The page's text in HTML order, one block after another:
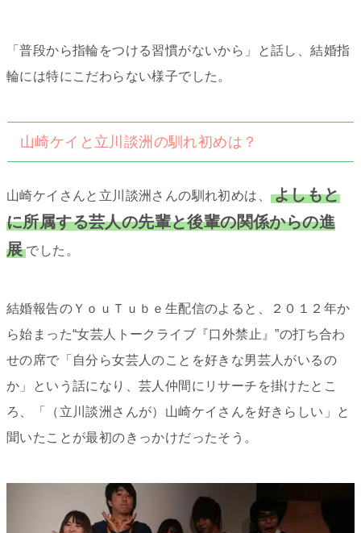
「普段から指輪をつける習慣がないから」と話し、結婚指
輪には特にこだわらない様子でした。
山崎ケイと立川談洲の馴れ初めは？
山崎ケイさんと立川談洲さんの馴れ初めは、
よしもと
に所属する芸人の先輩と後輩の関係からの進
展 でした。
結婚報告のＹｏｕＴｕｂｅ生配信のよると、２０１２年か
ら始まった“女芸人トークライブ『口外禁止』”の打ち合わ
せの席で「自分ら女芸人のことを好きな男芸人がいるの
か」という話になり、芸人仲間にリサーチを掛けたとこ
ろ、「（立川談洲さんが）山崎ケイさんを好きらしい」と
聞いたことが最初のきっかけだったそう。